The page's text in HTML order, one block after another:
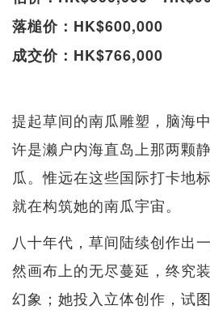
落槌价：HK$600,000
成交价：HK$766,000
提起草间的南瓜雕塑，脑海
许是濑户内海直岛上那两颗
瓜。惟远在这些国际打卡地
就在构筑她的南瓜宇宙。
八十年代，草间陆续创作出
然画布上的无尽蔓延，终究
幻象；她投入立体创作，试